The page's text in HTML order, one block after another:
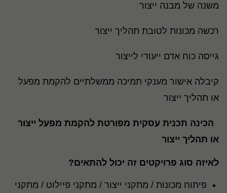
משנה של מבנה ייצור
רכשה מכונות לטובת תהליך ייצור
גייסה כוח אדם ייעודי לייצור
קיבלה אישור מענקי תמיכה ממשלתיים להקמת מפעל
או תהליך ייצור
הכינה תכנית עסקית מפורטת להקמת מפעל ייצור
או תהליך ייצור
לאיזה סוג פרויקטים זה יכול להתאים?
פיתוח מכונות / מתקני ייצור / מתקני פיילוט / מתקני